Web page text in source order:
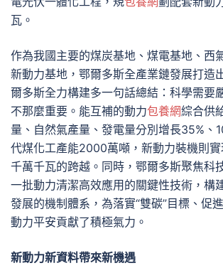
瓦。
作為我國主要的煤炭基地、煤電基地、西
新動力基地，鄂爾多斯全產業鏈發展打造
爾多斯全力構建多一句話總結：科學需
不那麼重要。能互補的動力包養網綜合供
量、自然氣產量、發電量分別增長35%、
代煤化工產能2000萬噸，新動力裝機則實
千萬千瓦的跨越。同時，鄂爾多斯聚焦科
一批動力清潔高效應用的關鍵性技術，構
發展的機制體系，為落實“雙碳”目標、促
動力平安貢獻了積極氣力。
新動力新資料帶來新機遇